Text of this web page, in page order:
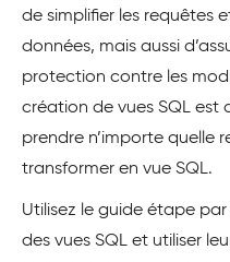
de simplifier les requêtes
données, mais aussi
protection contre les
création de vues SQL est
prendre n’importe quelle
transformer en vue SQL.
Utilisez le guide étape
des vues SQL et utiliser